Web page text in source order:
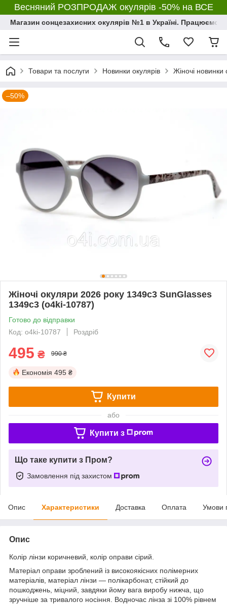
Весняний РОЗПРОДАЖ окулярів -50% на ВСЕ
Магазин сонцезахисних окулярів №1 в Україні. Працюємо з
Товари та послуги Новинки окулярів Жіночі новинки
–50%
Жіночі окуляри 2026 року 1349c3 SunGlasses
1349c3 (o4ki-10787)
Готово до відправки
Код: o4ki-10787
Роздріб
495 ₴ 990 ₴
Економія 495 ₴
Купити
або
Купити з
Що таке купити з Пром?
Замовлення під захистом
Опис Характеристики Доставка Оплата Умови
Опис
Колір лінзи коричневий, колір оправи сірий.
Матеріал оправи зроблений із високоякісних полімерних
матеріалів, матеріал лінзи — полікарбонат, стійкий до
пошкоджень, міцний, завдяки йому вага виробу нижча, що
зручніше за тривалого носіння. Водночас лінза зі 100% рівнем